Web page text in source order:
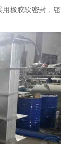
用橡胶软密封，密